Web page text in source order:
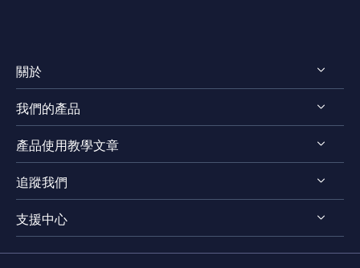
關於
認識 EaseUS
評測 & 獎項
法律聲明
我們的產品
EaseUS VoiceWave
EaseUS VideoKit
EaseUS Video Downloader
產品使用教學文章
影片剪輯技巧
影片轉檔技巧
影片 & 音訊下載
追蹤我們
 
支援中心